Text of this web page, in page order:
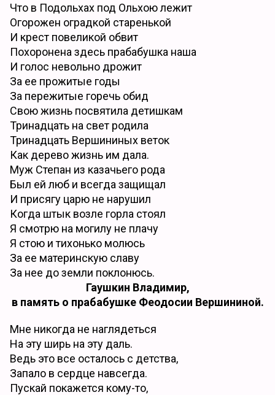
Что в Подольхах под Ольхою лежит
Огорожен оградкой старенькой
И крест повеликой обвит
Похоронена здесь прабабушка наша
И голос невольно дрожит
За ее прожитые годы
За пережитые горечь обид
Свою жизнь посвятила детишкам
Тринадцать на свет родила
Тринадцать Вершининых веток
Как дерево жизнь им дала.
Муж Степан из казачьего рода
Был ей люб и всегда защищал
И присягу царю не нарушил
Когда штык возле горла стоял
Я смотрю на могилу не плачу
Я стою и тихонько молюсь
За ее материнскую славу
За нее до земли поклонюсь.
Гаушкин Владимир,
в память о прабабушке Феодосии Вершининой.
Мне никогда не наглядеться
На эту ширь на эту даль.
Ведь это все осталось с детства,
Запало в сердце навсегда.
Пускай покажется кому-то,